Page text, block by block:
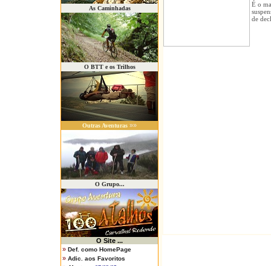
As Caminhadas
O BTT e os Trilhos
Outras Aventuras »»
O Grupo...
O Site ...
» Def. como HomePage
» Adic. aos Favoritos
É o
de